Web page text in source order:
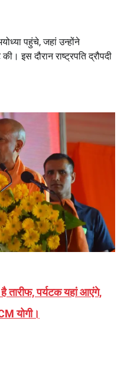
पहुंचे, जहां उन्होंने
इस दौरान राष्ट्रपति द्रौपदी
तारीफ, पर्यटक यहां आएंगे,
योगी।